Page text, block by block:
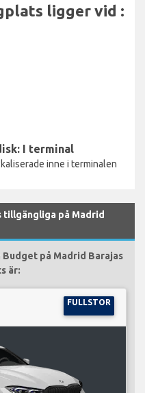
ligger vid :
I terminal
inne i terminalen
på Madrid
på Madrid Barajas
är:
FULLSTOR